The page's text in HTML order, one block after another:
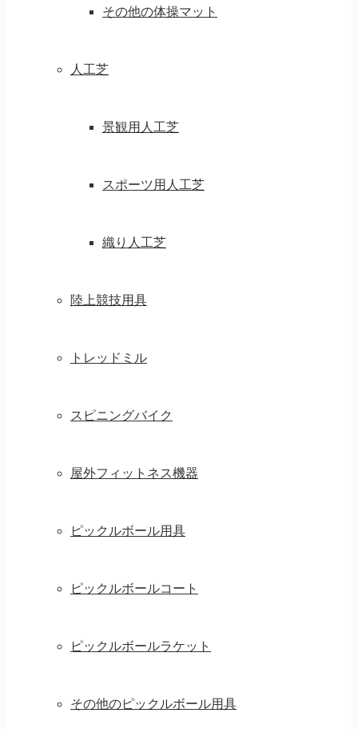
その他の体操マット
人工芝
景観用人工芝
スポーツ用人工芝
織り人工芝
陸上競技用具
トレッドミル
スピニングバイク
屋外フィットネス機器
ピックルボール用具
ピックルボールコート
ピックルボールラケット
その他のピックルボール用具